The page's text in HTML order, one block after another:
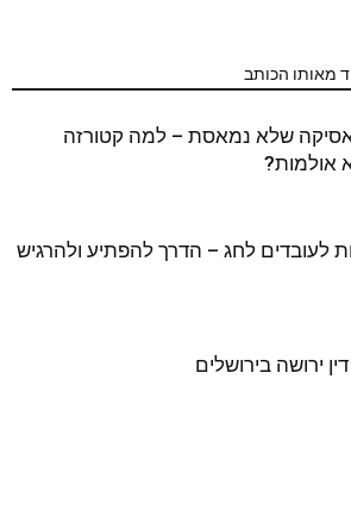
מאותו הכותב
שלא נמאסת – למה קטורזה
אולמות?
לעובדים לחג – הדרך להפתיע ולהרגיש
ירושה בירושלים